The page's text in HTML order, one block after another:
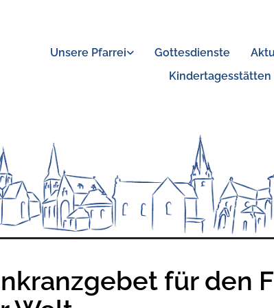
Unsere Pfarrei Gottesdienste
Kindertagesstätten
für den